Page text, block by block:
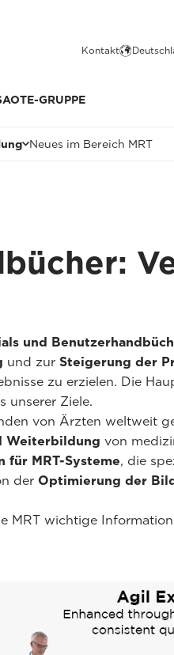
Kontakt
GRUPPE
Neues im Bereich MRT
und
und zur Steigerung der
zu erzielen. Die
unserer Ziele.
von Ärzten weltweit
Weiterbildung von
für MRT-Systeme, die
der Optimierung der
MRT wichtige